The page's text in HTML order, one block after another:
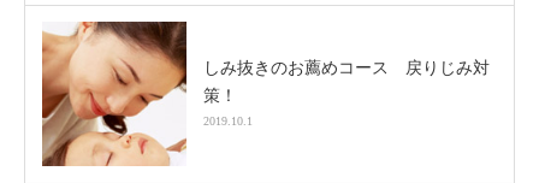
しみ抜きのお薦めコース 戻りじみ対
策！
2019.10.1